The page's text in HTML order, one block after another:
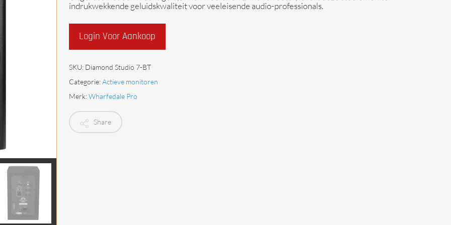
indrukwekkende geluidskwaliteit voor veeleisende audio-professionals.
Login Voor Aankoop
SKU: Diamond Studio 7-BT
Categorie:Actieve monitoren
Merk:Wharfedale Pro
Share